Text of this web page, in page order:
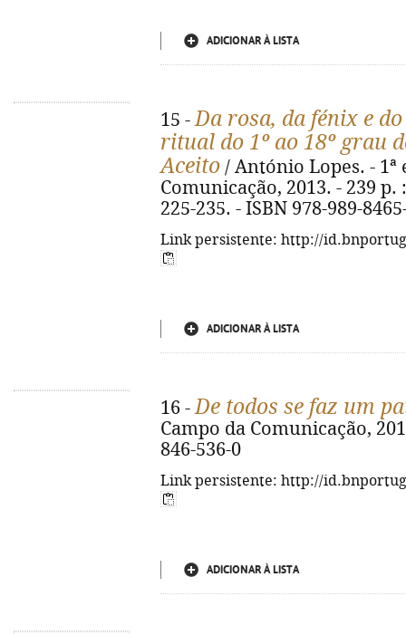
ADICIONAR À LISTA
15 -Da rosa, da fénix e
ritual do 1º ao 18º grau
Aceito / António Lopes. - 1ª
Comunicação, 2013. - 239
225-235. - ISBN 978-989-
Link persistente: http://
ADICIONAR À LISTA
16 -De todos se faz um
Campo da Comunicação,
846-536-0
Link persistente: http://
ADICIONAR À LISTA